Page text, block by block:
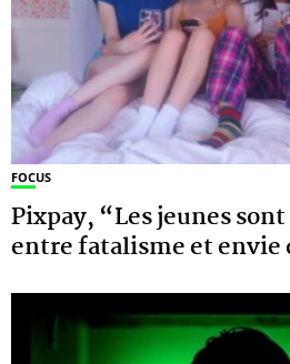
FOCUS
Pixpay, “Les jeunes
entre fatalisme et envie